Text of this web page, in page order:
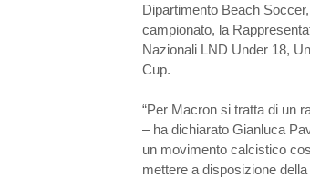
Dipartimento Beach
campionato, la
Nazionali LND Under 18,
Cup.
“Per Macron si tratta di un
– ha dichiarato Gianluca
un movimento calcistico
mettere a disposizione